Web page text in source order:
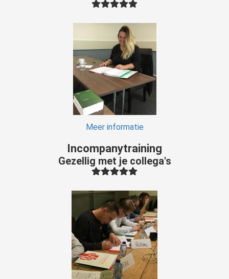
Meer informatie
Incompanytraining
Gezellig met je collega's